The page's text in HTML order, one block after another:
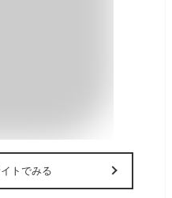
トでみる